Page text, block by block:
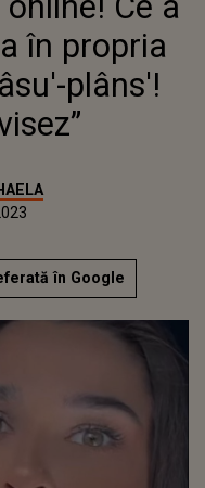
PLÂNS'! AM ZIS CĂ
în propria
plâns'!
în Google